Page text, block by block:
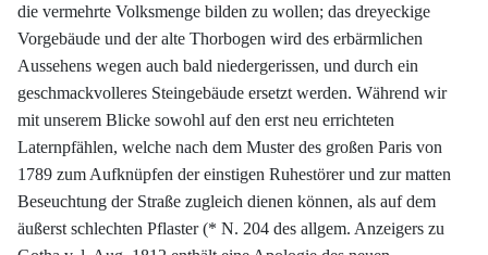
die vermehrte Volksmenge bilden zu wollen; das dreyeckige
Vorgebäude und der alte Thorbogen wird des erbärmlichen
Aussehens wegen auch bald niedergerissen, und durch ein
geschmackvolleres Steingebäude ersetzt werden. Während wir
mit unserem Blicke sowohl auf den erst neu errichteten
Laternpfählen, welche nach dem Muster des großen Paris von
1789 zum Aufknüpfen der einstigen Ruhestörer und zur matten
Beseuchtung der Straße zugleich dienen können, als auf dem
äußerst schlechten Pflaster (* N. 204 des allgem. Anzeigers zu